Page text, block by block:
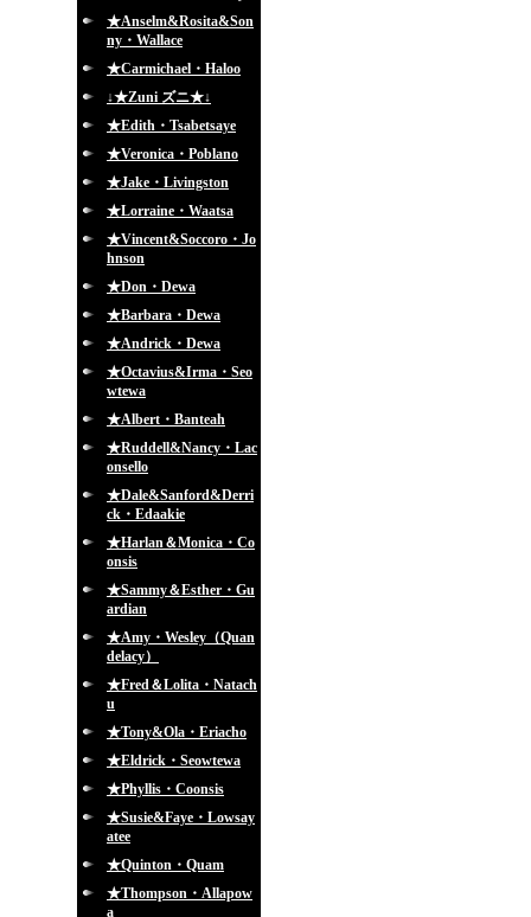
★Anselm&Rosita&Son
ny・Wallace
★Carmichael・Haloo
↓★Zuni ズニ★↓
★Edith・Tsabetsaye
★Veronica・Poblano
★Jake・Livingston
★Lorraine・Waatsa
★Vincent&Soccoro・Jo
hnson
★Don・Dewa
★Barbara・Dewa
★Andrick・Dewa
★Octavius&Irma・Seo
wtewa
★Albert・Banteah
★Ruddell&Nancy・Lac
onsello
★Dale&Sanford&Derri
ck・Edaakie
★Harlan＆Monica・Co
onsis
★Sammy＆Esther・Gu
ardian
★Amy・Wesley（Quan
delacy）
★Fred＆Lolita・Natach
u
★Tony&Ola・Eriacho
★Eldrick・Seowtewa
★Phyllis・Coonsis
★Susie&Faye・Lowsay
atee
★Quinton・Quam
★Thompson・Allapow
a